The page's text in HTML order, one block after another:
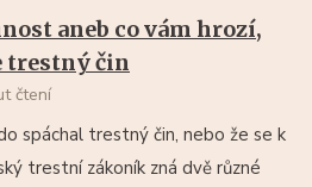
aneb co vám hrozí,
trestný čin
čtení
spáchal trestný čin, nebo že se k
trestní zákoník zná dvě různé